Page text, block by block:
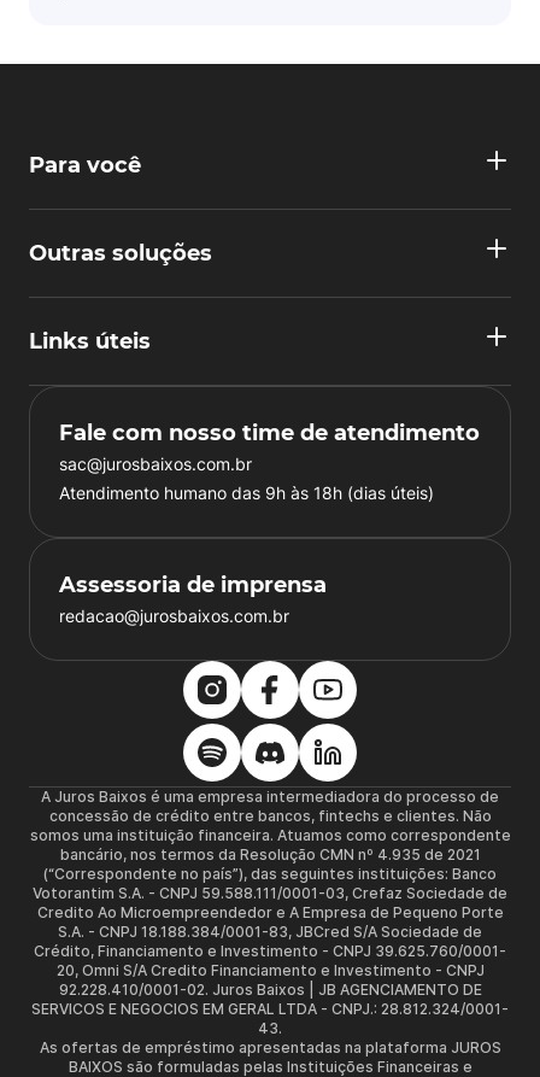
Para você
Outras soluções
Links úteis
Fale com nosso time de atendimento
sac@jurosbaixos.com.br
Atendimento humano das 9h às 18h (dias úteis)
Assessoria de imprensa
redacao@jurosbaixos.com.br
A Juros Baixos é uma empresa intermediadora do processo de
concessão de crédito entre bancos, fintechs e clientes. Não
somos uma instituição financeira. Atuamos como correspondente
bancário, nos termos da Resolução CMN nº 4.935 de 2021
(“Correspondente no país”), das seguintes instituições: Banco
Votorantim S.A. - CNPJ 59.588.111/0001-03, Crefaz Sociedade de
Credito Ao Microempreendedor e A Empresa de Pequeno Porte
S.A. - CNPJ 18.188.384/0001-83, JBCred S/A Sociedade de
Crédito, Financiamento e Investimento - CNPJ 39.625.760/0001-
20, Omni S/A Credito Financiamento e Investimento - CNPJ
92.228.410/0001-02. Juros Baixos | JB AGENCIAMENTO DE
SERVICOS E NEGOCIOS EM GERAL LTDA - CNPJ.: 28.812.324/0001-
43.
As ofertas de empréstimo apresentadas na plataforma JUROS
BAIXOS são formuladas pelas Instituições Financeiras e